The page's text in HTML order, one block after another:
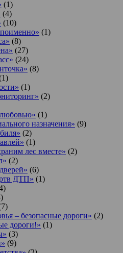
(1)
(4)
(10)
(1)
(8)
(27)
(24)
(8)
(1)
(2)
(1)
назначения» (9)
(2)
(1)
лес вместе» (2)
(2)
(6)
ДТП» (1)
– безопасные дороги» (2)
дороги!» (1)
(3)
(9)